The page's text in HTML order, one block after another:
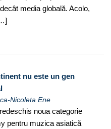
media globală. Acolo,
nu este un gen
Nicoleta Ene
noua categorie
pentru muzica asiatică